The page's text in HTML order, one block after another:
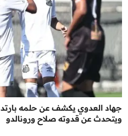
جهاد العدوي يكشف عن حلمه
ويتحدث عن قدوته صلاح ورونالدو